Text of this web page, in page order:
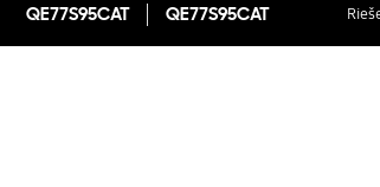
QE77S95CAT QE77S95CAT